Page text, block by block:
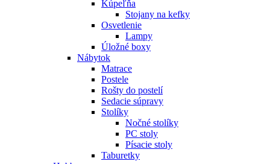
Kúpeľňa
Stojany na kefky
Osvetlenie
Lampy
Úložné boxy
Nábytok
Matrace
Postele
Rošty do postelí
Sedacie súpravy
Stolíky
Nočné stolíky
PC stoly
Písacie stoly
Taburetky